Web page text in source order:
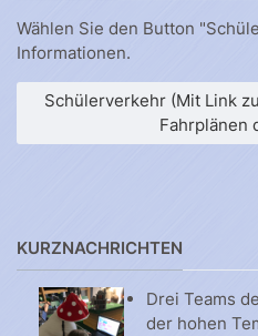
Wählen Sie den Button
Informationen.
Schülerverkehr (Mit Link
Fahrplänen
KURZNACHRICHTEN
Drei Teams
der hohen